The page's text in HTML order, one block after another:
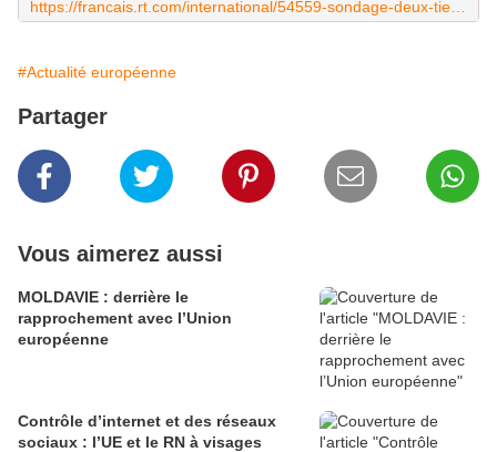
#Actualité européenne
Partager
Vous aimerez aussi
MOLDAVIE : derrière le
rapprochement avec l’Union
européenne
Contrôle d’internet et des réseaux
sociaux : l’UE et le RN à visages